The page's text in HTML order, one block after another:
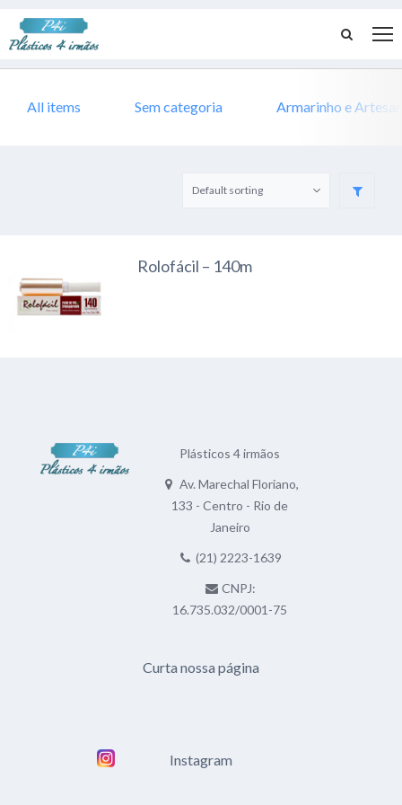
All items Sem categoria Armarinho e
Rolofácil – 140m
Plásticos 4 irmãos
Av. Marechal Floriano,
133 - Centro - Rio de
Janeiro
(21) 2223-1639
CNPJ:
16.735.032/0001-75
Curta nossa página
Instagram